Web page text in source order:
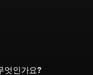
엇인가요?